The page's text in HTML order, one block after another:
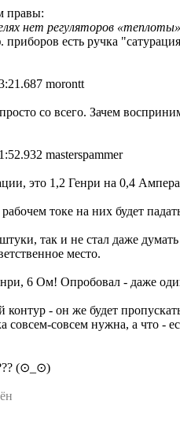
правы:
нет регуляторов
есть ручка
morontt
со всего. Зачем
masterspammer
это 1,2 Генри на 0,4
токе на них будет
так и не стал даже
место.
6 Ом! Опробовал - даже
контур - он же будет
совсем-совсем нужна, а что -
(⊙_⊙)